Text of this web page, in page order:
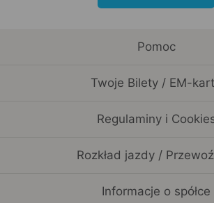
Pomoc
Twoje Bilety / EM-
Regulaminy i
Rozkład jazdy /
Informacje o spółce